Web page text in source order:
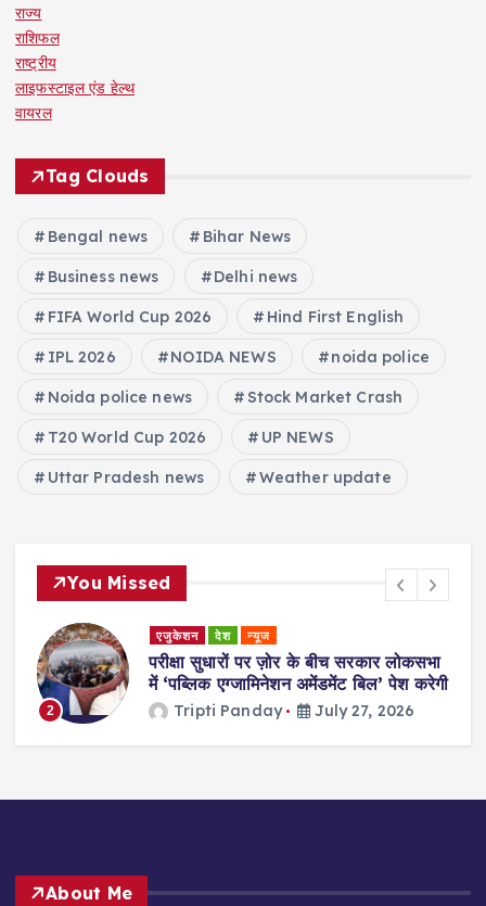
राज्य
राशिफल
राष्ट्रीय
लाइफस्टाइल एंड हेल्थ
वायरल
Tag Clouds
Bengal news Bihar News
Business news Delhi news
FIFA World Cup 2026 Hind First English
IPL 2026 NOIDA NEWS noida police
Noida police news Stock Market Crash
T20 World Cup 2026 UP NEWS
Uttar Pradesh news Weather update
You Missed
एजुकेशन न्यूज
परीक्षा सुधारों पर ज़ोर के बीच सरकार लोकसभा
में ‘पब्लिक एग्जामिनेशन अमेंडमेंट बिल’ पेश करेगी
Tripti Panday July 27, 2026 3
About Me